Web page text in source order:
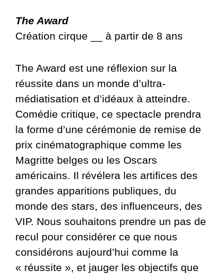
The Award
Création cirque __ à partir de 8 ans
The Award est une réflexion sur la
réussite dans un monde d’ultra-
médiatisation et d’idéaux à atteindre.
Comédie critique, ce spectacle prendra
la forme d’une cérémonie de remise de
prix cinématographique comme les
Magritte belges ou les Oscars
américains. Il révélera les artifices des
grandes apparitions publiques, du
monde des stars, des influenceurs, des
VIP. Nous souhaitons prendre un pas de
recul pour considérer ce que nous
considérons aujourd’hui comme la
« réussite », et jauger les objectifs que